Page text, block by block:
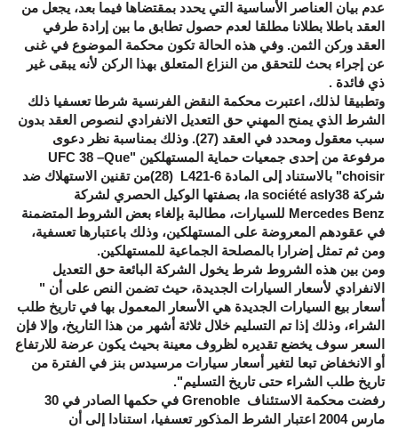
عدم بيان العناصر الأساسية التي يحدد بمقتضاها فيما بعد، يجعل من
العقد باطلا بطلانا مطلقا لعدم حصول تطابق ما بين إرادة طرفي
العقد وركن الثمن. وفي هذه الحالة تكون محكمة الموضوع في غنى
عن إجراء بحث للتحقق من النزاع المتعلق بهذا الركن لأنه يبقى غير
ذي فائدة .
وتطبيقا لذلك، اعتبرت محكمة النقض الفرنسية شرطا تعسفيا ذلك
الشرط الذي يمنح المهني حق التعديل الانفرادي لنصوص العقد بدون
سبب معقول ومحدد في العقد (27). وذلك بمناسبة نظر دعوى
مرفوعة من إحدى جمعيات حماية المستهلكين "UFC 38 –Que
choisir" بالاستناد إلى المادة L421-6
(28)من تقنين الاستهلاك ضد
شركة la société asly38، بصفتها الوكيل الحصري لشركة
Mercedes Benz للسيارات، مطالبة بإلغاء بعض الشروط المتضمنة
في عقودهم المعروضة على المستهلكين، وذلك باعتبارها تعسفية،
ومن ثم تمثل إضرارا بالمصلحة الجماعية للمستهلكين.
ومن بين هذه الشروط شرط يخول الشركة البائعة حق التعديل
الانفرادي لأسعار السيارات الجديدة، حيث تضمن النص على أن "
أسعار بيع السيارات الجديدة هي الأسعار المعمول بها في تاريخ طلب
الشراء، وذلك إذا تم التسليم خلال ثلاثة أشهر من هذا التاريخ، وإلا فإن
السعر سوف يخضع تقديره لظروف معينة بحيث يكون عرضة للارتفاع
أو الانخفاض تبعا لتغير أسعار سيارات مرسيدس بنز في الفترة من
تاريخ طلب الشراء حتى تاريخ التسليم".
رفضت محكمة الاستئناف Grenoble
في حكمها الصادر في 30
مارس 2004 اعتبار الشرط المذكور تعسفيا، استنادا إلى أن